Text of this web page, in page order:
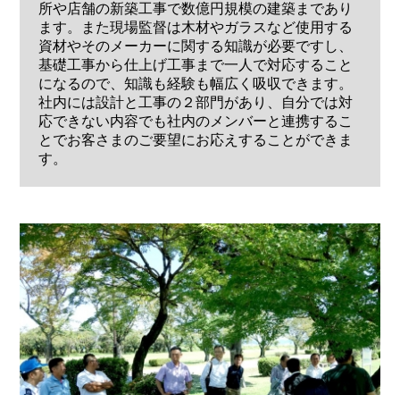
所や店舗の新築工事で数億円規模の建築まであり
ます。また現場監督は木材やガラスなど使用する
資材やそのメーカーに関する知識が必要ですし、
基礎工事から仕上げ工事まで一人で対応すること
になるので、知識も経験も幅広く吸収できます。
社内には設計と工事の２部門があり、自分では対
応できない内容でも社内のメンバーと連携するこ
とでお客さまのご要望にお応えすることができま
す。